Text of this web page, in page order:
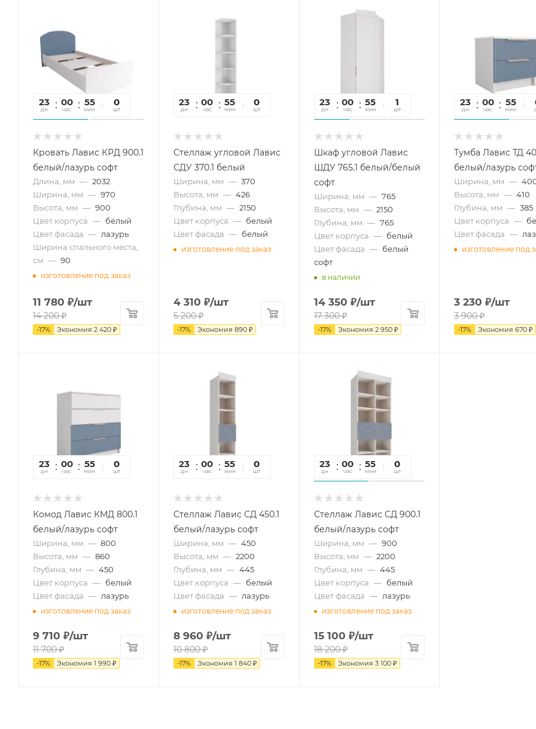
23
дн
00
час
55
мин
41
сек
0
шт
Кровать Лавис КРД 900.1
белый/лазурь софт
Длина, мм — 2032
Ширина, мм — 970
Высота, мм — 900
Цвет корпуса — белый
Цвет фасада — лазурь
Ширина спального места,
см — 90
изготовление под заказ
11 780 ₽/шт
14 200₽
-17% Экономия 2 420 ₽
23
дн
00
час
55
мин
41
сек
0
шт
Стеллаж угловой Лавис
СДУ 370.1 белый
Ширина, мм — 370
Высота, мм — 426
Глубина, мм — 2150
Цвет корпуса — белый
Цвет фасада — белый
изготовление под заказ
4 310 ₽/шт
5 200₽
-17% Экономия 890₽
23
дн
00
час
55
мин
41
сек
1
шт
Шкаф угловой Лавис
ШДУ 765.1 белый/белый
софт
Ширина, мм — 765
Высота, мм — 2150
Глубина, мм — 765
Цвет корпуса — белый
Цвет фасада — белый
софт
в наличии
14 350 ₽/шт
17 300₽
-17% Экономия 2 950₽
23
дн
00
час
55
мин
Тумба Лавис ТД
белый/лазурь
Ширина, мм —
Высота, мм — 410
Глубина, мм — 385
Цвет корпуса —
Цвет фасада —
изготовление под
3 230 ₽/шт
3 900₽
-17% Экономия 670 ₽
23
дн
00
час
55
мин
41
сек
0
шт
Комод Лавис КМД 800.1
белый/лазурь софт
Ширина, мм — 800
Высота, мм — 860
Глубина, мм — 450
Цвет корпуса — белый
Цвет фасада — лазурь
изготовление под заказ
9 710 ₽/шт
11 700₽
-17% Экономия 1 990 ₽
23
дн
00
час
55
мин
41
сек
0
шт
Стеллаж Лавис СД 450.1
белый/лазурь софт
Ширина, мм — 450
Высота, мм — 2200
Глубина, мм — 445
Цвет корпуса — белый
Цвет фасада — лазурь
изготовление под заказ
8 960 ₽/шт
10 800₽
-17% Экономия 1 840₽
23
дн
00
час
55
мин
41
сек
0
шт
Стеллаж Лавис СД 900.1
белый/лазурь софт
Ширина, мм — 900
Высота, мм — 2200
Глубина, мм — 445
Цвет корпуса — белый
Цвет фасада — лазурь
изготовление под заказ
15 100 ₽/шт
18 200₽
-17% Экономия 3 100₽